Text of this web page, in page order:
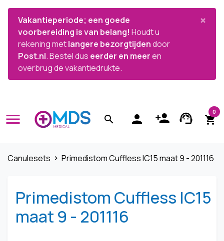
×
Vakantieperiode; een goede
voorbereiding is van belang! Houdt u
rekening metlangere bezorgtijdendoor
Post.nl. Bestel dus eerder en meeren
overbrug de vakantiedrukte.
menu search person person_add support_agent shopping_cart
0
Canulesets navigate_next Primedistom Cuffless IC15 maat 9 - 201116
Primedistom Cuffless IC15
maat 9 - 201116

